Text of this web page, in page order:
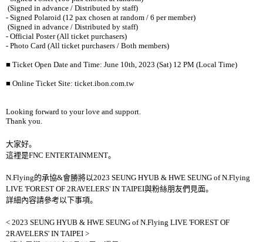
(Signed in advance / Distributed by staff)
- Signed Polaroid (12 pax chosen at random / 6 per member)
(Signed in advance / Distributed by staff)
- Official Poster (All ticket purchasers)
- Photo Card (All ticket purchasers / Both members)
■ Ticket Open Date and Time: June 10th, 2023 (Sat) 12 PM (Local Time)
■ Online Ticket Site: ticket.ibon.com.tw
Looking forward to your love and support.
Thank you.
大家好。
這裡是FNC ENTERTAINMENT。
N.Flying的承協&會勝將以2023 SEUNG HYUB & HWE SEUNG of N.Flying
LIVE 'FOREST OF 2RAVELERS' IN TAIPEI與粉絲朋友們見面。
詳細內容請參考以下事項。
< 2023 SEUNG HYUB & HWE SEUNG of N.Flying LIVE 'FOREST OF
2RAVELERS' IN TAIPEI >